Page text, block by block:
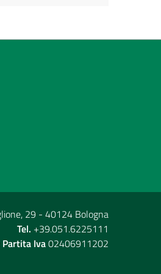
29 - 40124 Bologna
Tel. +39.051.6225111
Partita Iva02406911202